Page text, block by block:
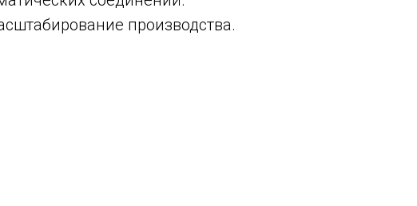
производства.